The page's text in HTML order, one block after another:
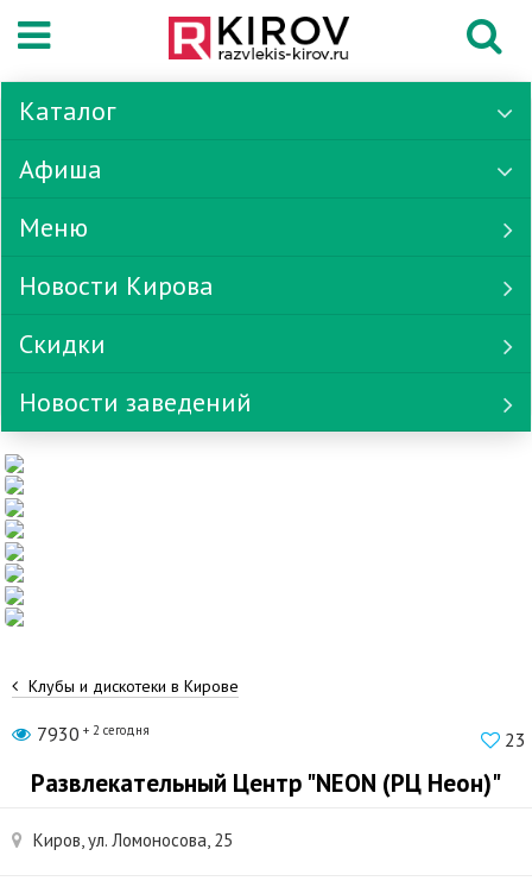
Каталог
Афиша
Меню
Новости Кирова
Скидки
Новости заведений
Клубы и дискотеки в Кирове
7930 + 2 сегодня 23
Развлекательный Центр "NEON (РЦ Неон)"
Киров, ул. Ломоносова, 25